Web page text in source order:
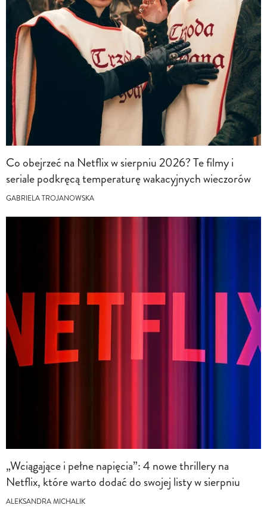
Co obejrzeć na Netflix w sierpniu 2026? Te filmy i
seriale podkręcą temperaturę wakacyjnych wieczorów
GABRIELA TROJANOWSKA
„Wciągające i pełne napięcia”: 4 nowe thrillery na
Netflix, które warto dodać do swojej listy w sierpniu
ALEKSANDRA MICHALIK